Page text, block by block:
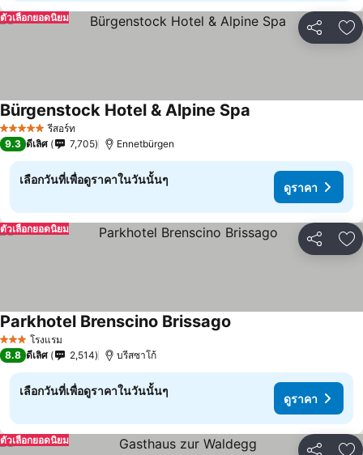
แชร์ เ
ตัวเลือกยอดนิยม
5 ดาว รีสอร์ท
Bürgenstock Hotel & Alpine Spa
9.3 ดีเลิศ 7,705 Ennetbürgen
เลือกวันที่เพื่อดูราคาในวันนั้นๆ
ดูราคา
แชร์ เ
ตัวเลือกยอดนิยม
3 ดาว โรงแรม
Parkhotel Brenscino Brissago
8.8 ดีเลิศ 2,514 บรีสซาโก้
เลือกวันที่เพื่อดูราคาในวันนั้นๆ
ดูราคา
ตัวเลือกยอดนิยม